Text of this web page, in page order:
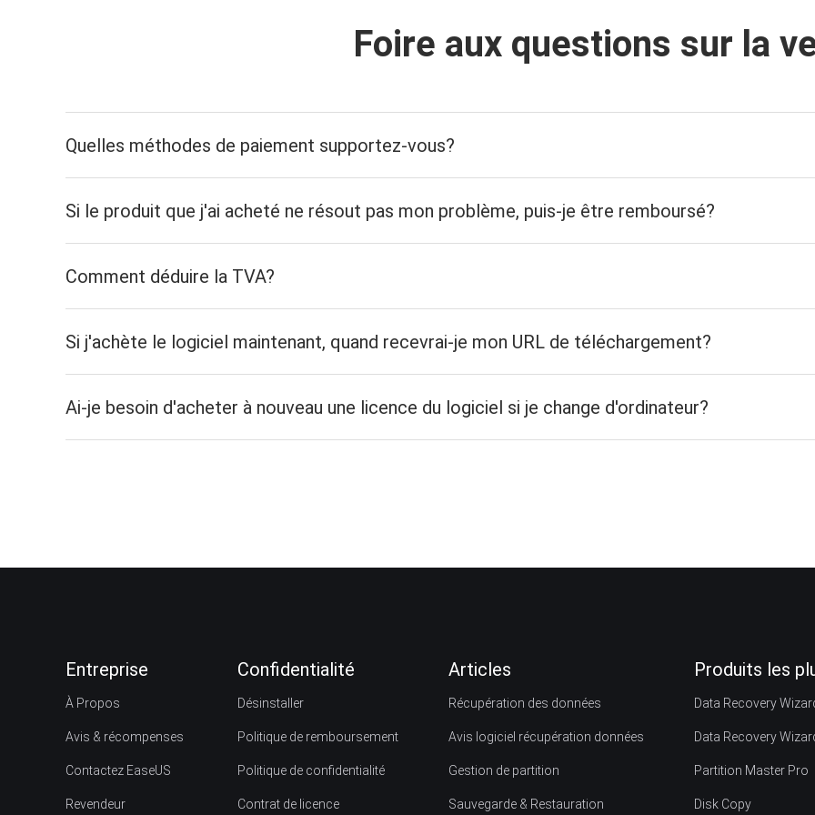
Foire aux questions sur la
Quelles méthodes de paiement supportez-vous?
Si le produit que j'ai acheté ne résout pas mon problème, puis-je être remboursé?
Comment déduire la TVA?
Si j'achète le logiciel maintenant, quand recevrai-je mon URL de téléchargement?
Ai-je besoin d'acheter à nouveau une licence du logiciel si je change d'ordinateur?
Entreprise
À Propos
Avis & récompenses
Contactez EaseUS
Revendeur
Confidentialité
Désinstaller
Politique de remboursement
Politique de confidentialité
Contrat de licence
Articles
Récupération des données
Avis logiciel récupération données
Gestion de partition
Sauvegarde & Restauration
Produits les
Data Recovery
Data Recovery
Partition Master Pro
Disk Copy